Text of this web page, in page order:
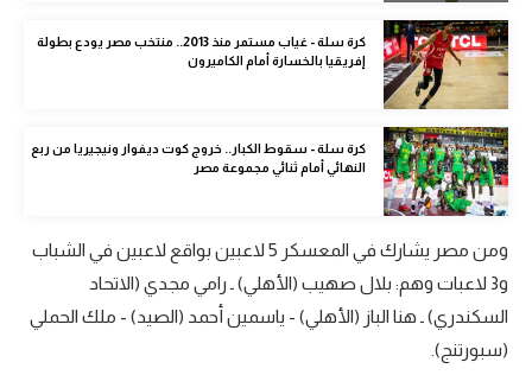
أقسام خاصة
Gamers
ميركاتو
تحقيق في الجول
حكايات في الجول
كويز في الجول
كرة سلة - غياب مستمر منذ 2013.. منتخب مصر يودع بطولة
إفريقيا بالخسارة أمام الكاميرون
كرة سلة - سقوط الكبار.. خروج كوت ديفوار ونيجيريا من ربع
النهائي أمام ثنائي مجموعة مصر
ومن مصر يشارك في المعسكر 5 لاعبين بواقع لاعبين في الشباب
و3 لاعبات وهم: بلال صهيب (الأهلي) ـ رامي مجدي (الاتحاد
السكندري) ـ هنا الباز (الأهلي) - ياسمين أحمد (الصيد) - ملك الحملي
(سبورتنج).